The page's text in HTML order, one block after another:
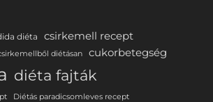
diéta csirkemell recept
diétásan cukorbetegség
diéta fajták
Diétás paradicsomleves recept